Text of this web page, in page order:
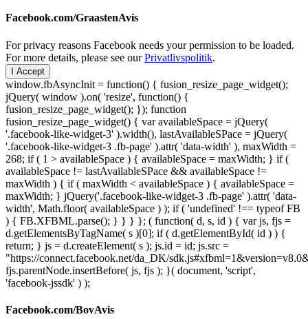
Facebook.com/GraastenAvis
For privacy reasons Facebook needs your permission to be loaded.
For more details, please see ourPrivatlivspolitik.
I Accept
window.fbAsyncInit = function() { fusion_resize_page_widget();
jQuery( window ).on( 'resize', function() {
fusion_resize_page_widget(); }); function
fusion_resize_page_widget() { var availableSpace = jQuery(
'.facebook-like-widget-3' ).width(), lastAvailableSPace = jQuery(
'.facebook-like-widget-3 .fb-page' ).attr( 'data-width' ), maxWidth =
268; if ( 1 > availableSpace ) { availableSpace = maxWidth; } if (
availableSpace != lastAvailableSPace && availableSpace !=
maxWidth ) { if ( maxWidth < availableSpace ) { availableSpace =
maxWidth; } jQuery('.facebook-like-widget-3 .fb-page' ).attr( 'data-
width', Math.floor( availableSpace ) ); if ( 'undefined' !== typeof FB
) { FB.XFBML.parse(); } } } }; ( function( d, s, id ) { var js, fjs =
d.getElementsByTagName( s )[0]; if ( d.getElementById( id ) ) {
return; } js = d.createElement( s ); js.id = id; js.src =
"https://connect.facebook.net/da_DK/
fjs.parentNode.insertBefore( js, fjs ); }( document, 'script',
'facebook-jssdk' ) );
Facebook.com/BovAvis